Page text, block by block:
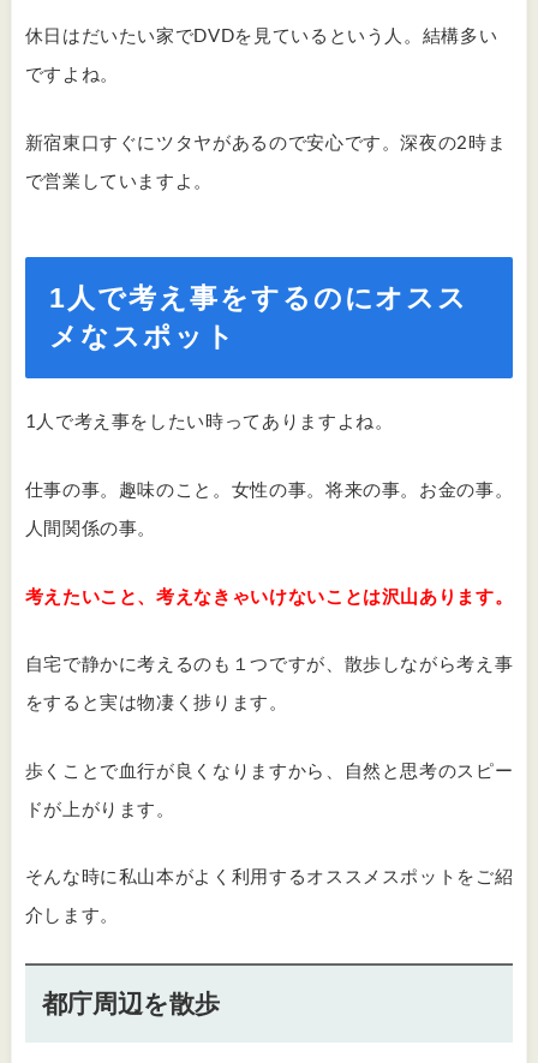
休日はだいたい家でDVDを見ているという人。結構多い
ですよね。
新宿東口すぐにツタヤがあるので安心です。深夜の2時ま
で営業していますよ。
1人で考え事をするのにオスス
メなスポット
1人で考え事をしたい時ってありますよね。
仕事の事。趣味のこと。女性の事。将来の事。お金の事。
人間関係の事。
考えたいこと、考えなきゃいけないことは沢山あります。
自宅で静かに考えるのも１つですが、散歩しながら考え事
をすると実は物凄く捗ります。
歩くことで血行が良くなりますから、自然と思考のスピー
ドが上がります。
そんな時に私山本がよく利用するオススメスポットをご紹
介します。
都庁周辺を散歩